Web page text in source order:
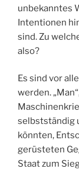
unbekanntes
Intentionen
sind. Zu
also?
Es sind vor
werden.
selbstständig
könnten,
gerüsteten
Staat zum